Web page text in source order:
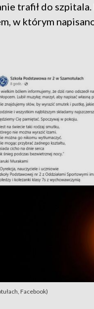
trafił do
w którym
Facebook)